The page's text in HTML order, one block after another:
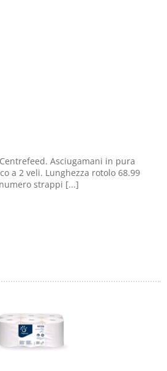
Asciugamani in pura
a 2 veli. Lunghezza rotolo 68.99
strappi [...]